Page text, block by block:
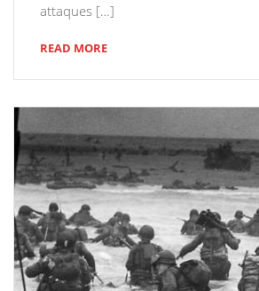
attaques […]
READ MORE